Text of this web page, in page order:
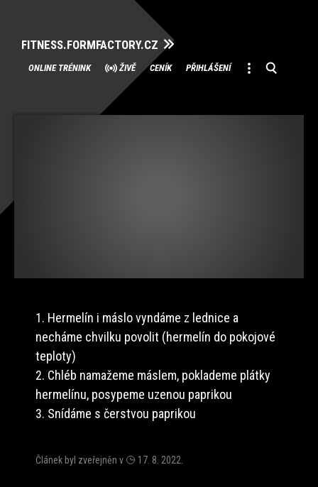
FITNESS.FORMFACTORY.CZ
Přeskočit
na
ONLINE TRÉNINK ŽIVĚ CENÍK PŘIHLÁŠENÍ
1. Hermelín i máslo vyndáme z lednice a
necháme chvilku povolit (hermelín do pokojové
teploty)
2. Chléb namažeme máslem, poklademe plátky
hermelínu, posypeme uzenou paprikou
3. Snídáme s čerstvou paprikou
Článek byl zveřejněn v 17. 8. 2022